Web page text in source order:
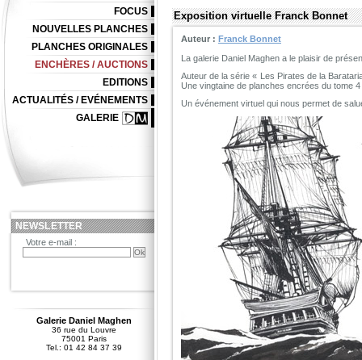
Exposition virtuelle Franck Bonnet
Auteur : Franck Bonnet
La galerie Daniel Maghen a le plaisir de
Auteur de la série « Les Pirates de la
Une vingtaine de planches encrées du tome
Un événement virtuel qui nous permet de
FOCUS
NOUVELLES PLANCHES
PLANCHES ORIGINALES
ENCHÈRES / AUCTIONS
EDITIONS
ACTUALITÉS / EVÉNEMENTS
GALERIE
NEWSLETTER
Votre e-mail :
Galerie Daniel Maghen
36 rue du Louvre
75001 Paris
Tel.: 01 42 84 37 39